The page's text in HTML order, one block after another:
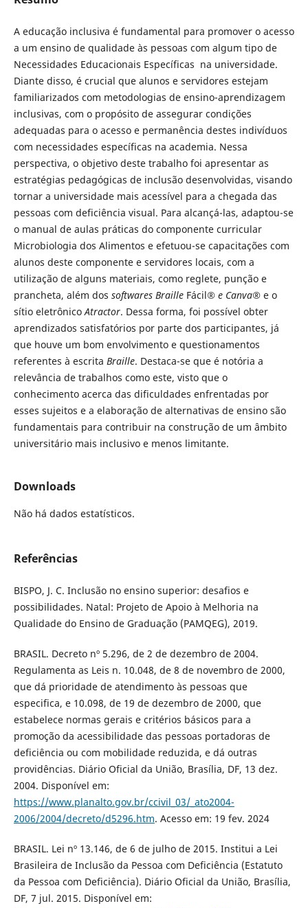
A educação inclusiva é fundamental para promover o acesso
a um ensino de qualidade às pessoas com algum tipo de
Necessidades Educacionais Específicas na universidade.
Diante disso, é crucial que alunos e servidores estejam
familiarizados com metodologias de ensino-aprendizagem
inclusivas, com o propósito de assegurar condições
adequadas para o acesso e permanência destes indivíduos
com necessidades específicas na academia. Nessa
perspectiva, o objetivo deste trabalho foi apresentar as
estratégias pedagógicas de inclusão desenvolvidas, visando
tornar a universidade mais acessível para a chegada das
pessoas com deficiência visual. Para alcançá-las, adaptou-se
o manual de aulas práticas do componente curricular
Microbiologia dos Alimentos e efetuou-se capacitações com
alunos deste componente e servidores locais, com a
utilização de alguns materiais, como reglete, punção e
prancheta, além dos softwares Braille Fácil® e Canva®e o
sítio eletrônicoAtractor. Dessa forma, foi possível obter
aprendizados satisfatórios por parte dos participantes, já
que houve um bom envolvimento e questionamentos
referentes à escrita Braille. Destaca-se que é notória a
relevância de trabalhos como este, visto que o
conhecimento acerca das dificuldades enfrentadas por
esses sujeitos e a elaboração de alternativas de ensino são
fundamentais para contribuir na construção de um âmbito
universitário mais inclusivo e menos limitante.
Downloads
Não há dados estatísticos.
Referências
BISPO, J. C. Inclusão no ensino superior: desafios e
possibilidades. Natal: Projeto de Apoio à Melhoria na
Qualidade do Ensino de Graduação (PAMQEG), 2019.
BRASIL. Decreto nº 5.296, de 2 de dezembro de 2004.
Regulamenta as Leis n. 10.048, de 8 de novembro de 2000,
que dá prioridade de atendimento às pessoas que
especifica, e 10.098, de 19 de dezembro de 2000, que
estabelece normas gerais e critérios básicos para a
promoção da acessibilidade das pessoas portadoras de
deficiência ou com mobilidade reduzida, e dá outras
providências. Diário Oficial da União, Brasília, DF, 13 dez.
2004. Disponível em:
https://www.planalto.gov.br/ccivil_03/_ato2004-
2006/2004/decreto/d5296.htm. Acesso em: 19 fev. 2024
BRASIL. Lei nº 13.146, de 6 de julho de 2015. Institui a Lei
Brasileira de Inclusão da Pessoa com Deficiência (Estatuto
da Pessoa com Deficiência). Diário Oficial da União, Brasília,
DF, 7 jul. 2015. Disponível em: